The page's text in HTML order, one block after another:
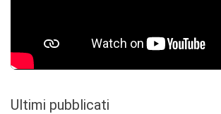
Ultimi pubblicati